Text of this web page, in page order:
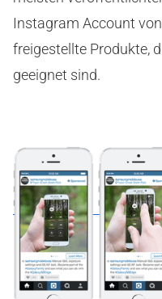
Instagram Account
freigestellte Produkte,
geeignet sind.